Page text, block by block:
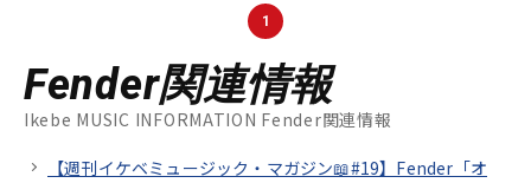
1
Fender関連情報
Ikebe MUSIC INFORMATION Fender関連情報
【週刊イケベミュージック・マガジン📖#19】Fender「オ